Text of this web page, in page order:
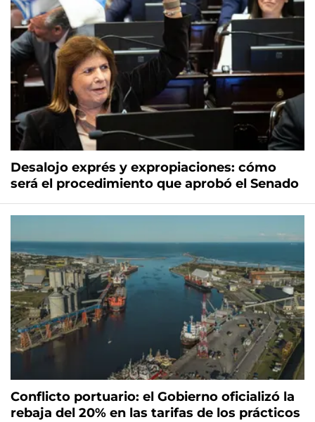
Desalojo exprés y expropiaciones: cómo
será el procedimiento que aprobó el Senado
Conflicto portuario: el Gobierno oficializó la
rebaja del 20% en las tarifas de los prácticos